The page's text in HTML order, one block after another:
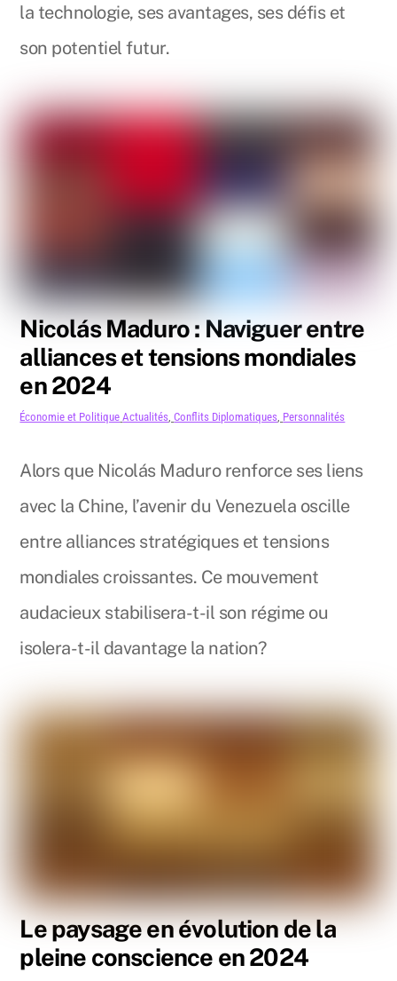
la technologie, ses avantages, ses défis et
son potentiel futur.
Nicolás Maduro : Naviguer entre
alliances et tensions mondiales
en 2024
Économie et Politique Actualités,Conflits Diplomatiques, Personnalités
Alors que Nicolás Maduro renforce ses liens
avec la Chine, l’avenir du Venezuela oscille
entre alliances stratégiques et tensions
mondiales croissantes. Ce mouvement
audacieux stabilisera-t-il son régime ou
isolera-t-il davantage la nation?
Le paysage en évolution de la
pleine conscience en 2024